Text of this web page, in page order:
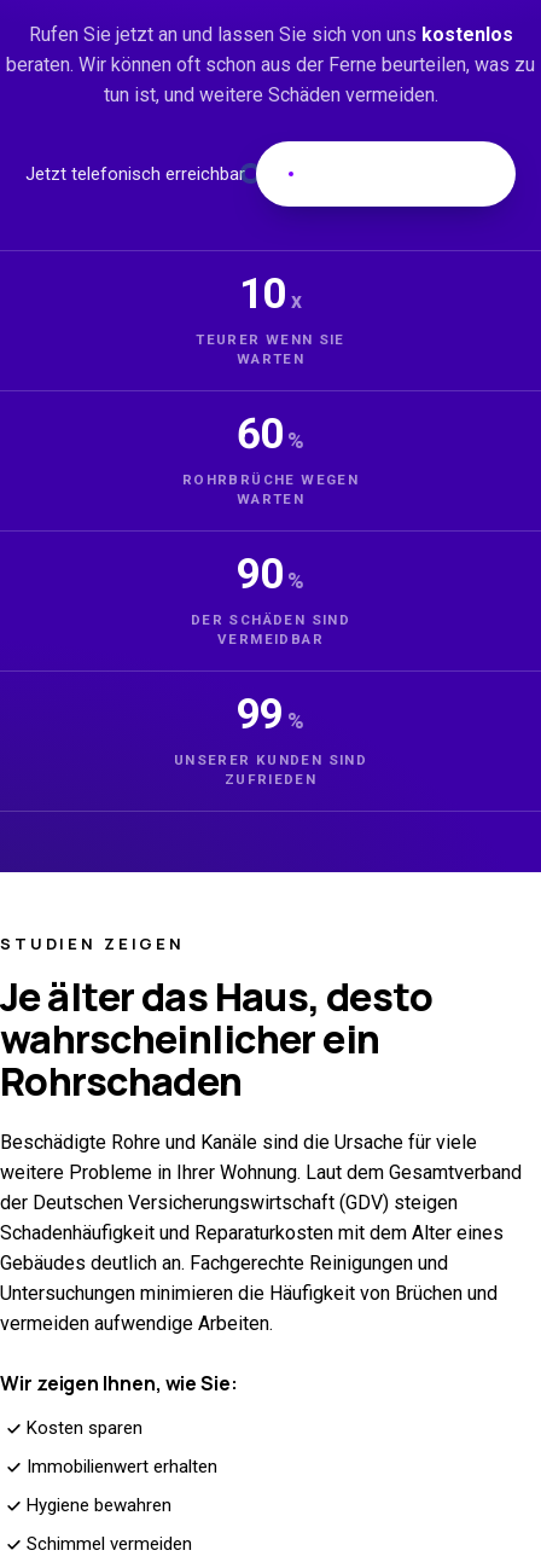
Rufen Sie jetzt an und lassen Sie sich von uns kostenlos
beraten. Wir können oft schon aus der Ferne beurteilen, was zu
tun ist, und weitere Schäden vermeiden.
Jetzt telefonisch erreichbar
10 x
TEURER WENN SIE
WARTEN
60 %
ROHRBRÜCHE WEGEN
WARTEN
90 %
DER SCHÄDEN SIND
VERMEIDBAR
99 %
UNSERER KUNDEN SIND
ZUFRIEDEN
STUDIEN ZEIGEN
Je älter das Haus, desto
wahrscheinlicher ein
Rohrschaden
Beschädigte Rohre und Kanäle sind die Ursache für viele
weitere Probleme in Ihrer Wohnung. Laut dem Gesamtverband
der Deutschen Versicherungswirtschaft (GDV) steigen
Schadenhäufigkeit und Reparaturkosten mit dem Alter eines
Gebäudes deutlich an. Fachgerechte Reinigungen und
Untersuchungen minimieren die Häufigkeit von Brüchen und
vermeiden aufwendige Arbeiten.
Wir zeigen Ihnen, wie Sie:
Kosten sparen
Immobilienwert erhalten
Hygiene bewahren
Schimmel vermeiden